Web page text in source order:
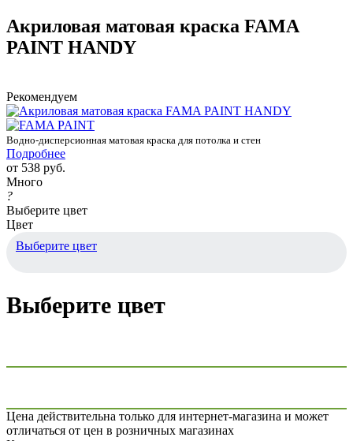
Акриловая матовая краска FAMA
PAINT HANDY
Рекомендуем
Водно-дисперсионная матовая краска для потолка и стен
Подробнее
от 538 руб.
Много
?
Выберите цвет
Цвет
Выберите цвет
Выберите цвет
Цена действительна только для интернет-магазина и может
отличаться от цен в розничных магазинах